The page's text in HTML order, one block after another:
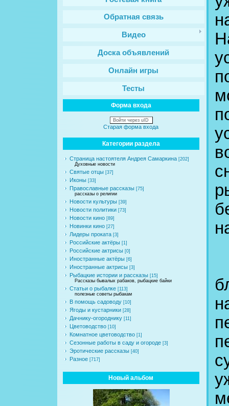
Обратная связь
Видео
Доска объявлений
Онлайн игры
Тесты
Форма входа
Войти через uID
Старая форма входа
Категории раздела
Страница настоятеля Андрея Самаркина [202]
Духовные новости
Святые отцы [37]
Иконы [33]
Православные рассказы [75]
рассказы о религии
Новости культуры [39]
Новости политики [73]
Новости кино [89]
Новинки кино [27]
Лидеры проката [3]
Российские актёры [1]
Российские актрисы [0]
Иностранные актёры [6]
Иностранные актрисы [3]
Рыбацкие истории и рассказы [15]
Рассказы бывалых рабаков, рыбацкие байки
Статьи о рыбалке [113]
полезные советы рыбакам
В помощь садоводу [10]
Ягоды и кустарники [28]
Дачнику-огороднику [11]
Цветоводство [10]
Комнатное цветоводство [1]
Сезонные работы в саду и огороде [3]
Эротические рассказы [40]
Разное [717]
Новый альбом